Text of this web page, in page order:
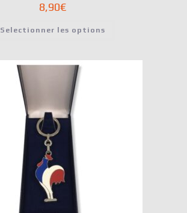
8,90€
Selectionner les options